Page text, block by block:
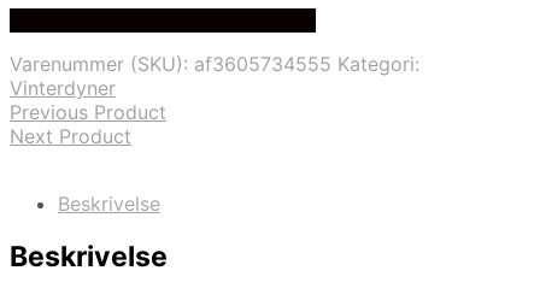
Varenummer (SKU): af3605734555 Kategori:
Vinterdyner
Previous Product
Next Product
Beskrivelse
Beskrivelse